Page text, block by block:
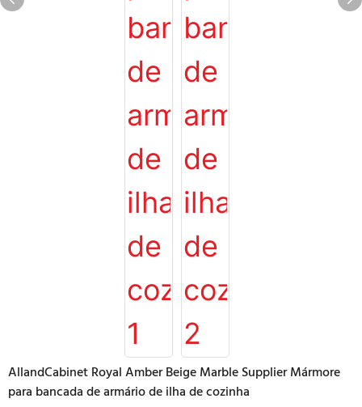
AllandCabinet Royal Amber Beige Marble Supplier Mármore
para bancada de armário de ilha de cozinha